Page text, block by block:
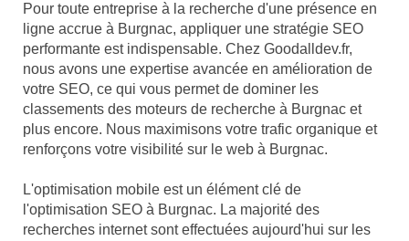
Pour toute entreprise à la recherche d'une présence en
ligne accrue à Burgnac, appliquer une stratégie SEO
performante est indispensable. Chez Goodalldev.fr,
nous avons une expertise avancée en amélioration de
votre SEO, ce qui vous permet de dominer les
classements des moteurs de recherche à Burgnac et
plus encore. Nous maximisons votre trafic organique et
renforçons votre visibilité sur le web à Burgnac.
L'optimisation mobile est un élément clé de
l'optimisation SEO à Burgnac. La majorité des
recherches internet sont effectuées aujourd'hui sur les